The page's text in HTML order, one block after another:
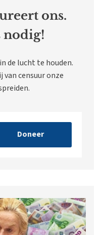
ons.
nodig!
de lucht te houden.
van censuur onze
Doneer